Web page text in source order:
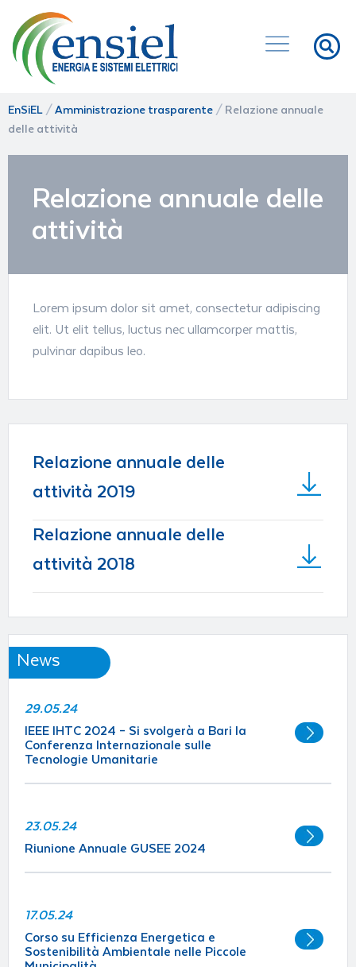
EnSiEL / Amministrazione trasparente / Relazione annuale
delle attività
Relazione annuale delle
attività
Lorem ipsum dolor sit amet, consectetur adipiscing
elit. Ut elit tellus, luctus nec ullamcorper mattis,
pulvinar dapibus leo.
Relazione annuale delle
attività 2019
Relazione annuale delle
attività 2018
News
29.05.24
IEEE IHTC 2024 – Si svolgerà a Bari la
Conferenza Internazionale sulle
Tecnologie Umanitarie
23.05.24
Riunione Annuale GUSEE 2024
17.05.24
Corso su Efficienza Energetica e
Sostenibilità Ambientale nelle Piccole